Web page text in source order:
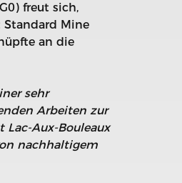
freut sich,
Standard Mine
an die
sehr
Arbeiten zur
Lac-Aux-Bouleaux
nachhaltigem